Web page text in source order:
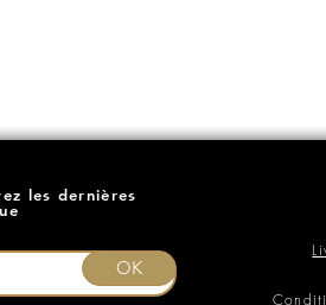
les dernières
OK